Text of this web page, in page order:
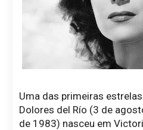
Uma das primeiras
Dolores del Río (3 de
de 1983) nasceu em